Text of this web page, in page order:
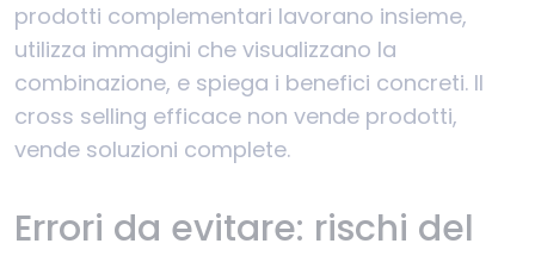
prodotti complementari lavorano insieme,
utilizza immagini che visualizzano la
combinazione, e spiega i benefici concreti. Il
cross selling efficace non vende prodotti,
vende soluzioni complete.
Errori da evitare: rischi del